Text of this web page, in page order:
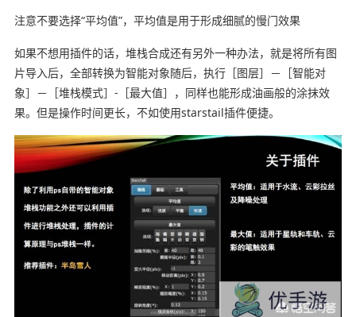
注意不要选择“平均值”，平均值是用于形成细腻的慢门效果
如果不想用插件的话，堆栈合成还有另外一种办法，就是将所有图
片导入后，全部转换为智能对象随后，执行［图层］－［智能对
象］－［堆栈模式］-［最大值］，同样也能形成油画般的涂抹效
果。但是操作时间更长，不如使用starstail插件便捷。